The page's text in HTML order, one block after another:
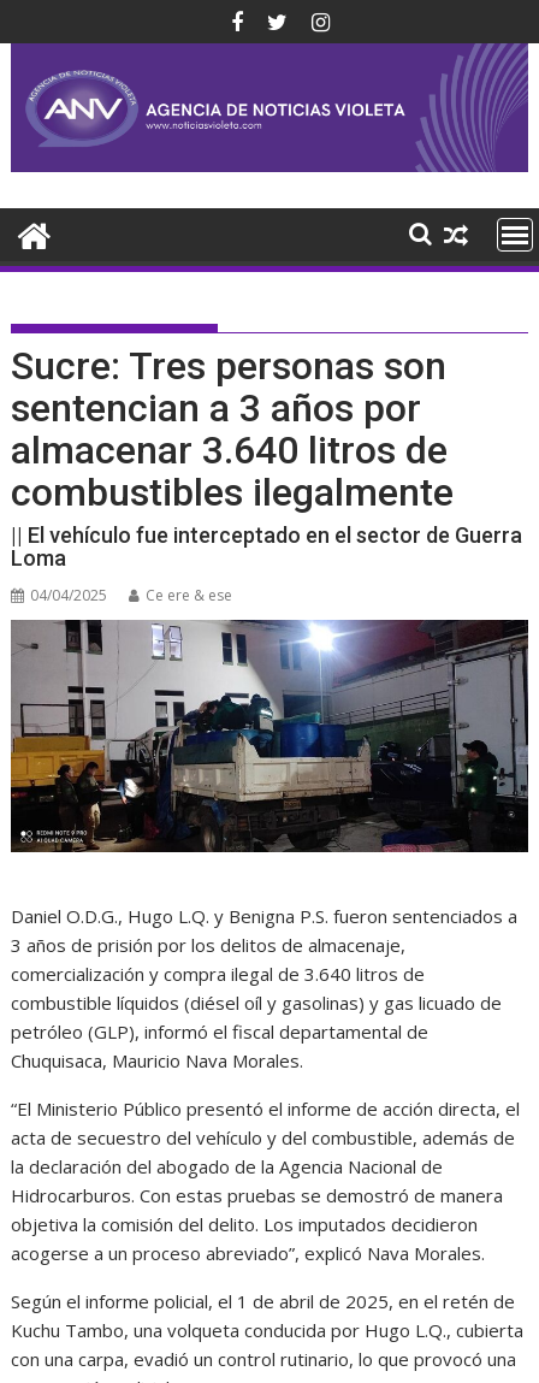
al
contenido
Sucre: Tres personas son
sentencian a 3 años por
almacenar 3.640 litros de
combustibles ilegalmente
|| El vehículo fue interceptado en el sector de Guerra
Loma
04/04/2025 Ce ere & ese
Daniel O.D.G., Hugo L.Q. y Benigna P.S. fueron sentenciados a
3 años de prisión por los delitos de almacenaje,
comercialización y compra ilegal de 3.640 litros de
combustible líquidos (diésel oíl y gasolinas) y gas licuado de
petróleo (GLP), informó el fiscal departamental de
Chuquisaca, Mauricio Nava Morales.
“El Ministerio Público presentó el informe de acción directa, el
acta de secuestro del vehículo y del combustible, además de
la declaración del abogado de la Agencia Nacional de
Hidrocarburos. Con estas pruebas se demostró de manera
objetiva la comisión del delito. Los imputados decidieron
acogerse a un proceso abreviado”, explicó Nava Morales.
Según el informe policial, el 1 de abril de 2025, en el retén de
Kuchu Tambo, una volqueta conducida por Hugo L.Q., cubierta
con una carpa, evadió un control rutinario, lo que provocó una